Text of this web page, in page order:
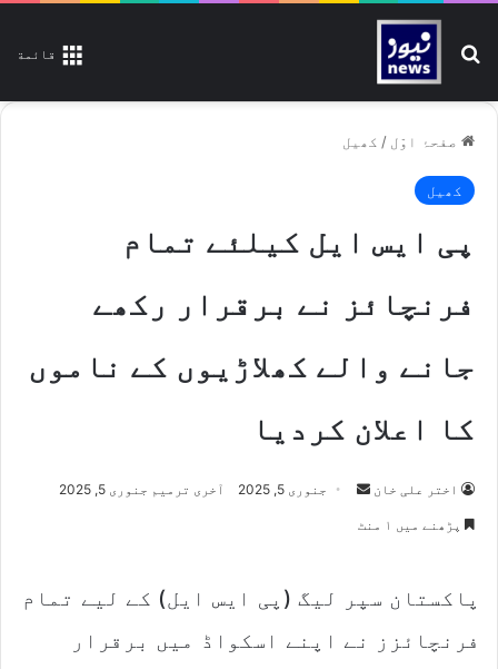
قائمة تلاش کیجیے
صفحۂ اوّل / کھیل
کھیل
پی ایس ایل کیلئے تمام
فرنچائز نے برقرار رکھے
جانے والے کھلاڑیوں کے ناموں
کا اعلان کردیا
اختر علی خان
e
جنوری 5, 2025 آخری ترمیم جنوری 5, 2025
پڑھنے میں ۱ منٹ
پاکستان سپر لیگ (پی ایس ایل) کے لیے تمام
فرنچائزز نے اپنے اسکواڈ میں برقرار